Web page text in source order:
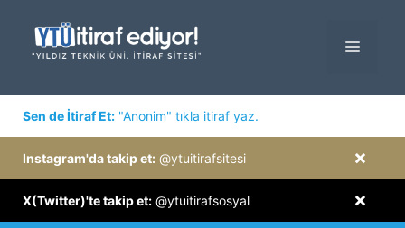
MENÜ
Sen de İtiraf Et: "Anonim" tıkla itiraf yaz.
×
Instagram'da takip et: @ytuitirafsitesi
×
X(Twitter)'te takip et: @ytuitirafsosyal